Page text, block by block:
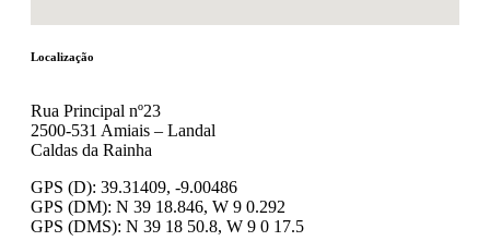
Localização
Rua Principal nº23
2500-531 Amiais – Landal
Caldas da Rainha
GPS (D): 39.31409, -9.00486
GPS (DM): N 39 18.846, W 9 0.292
GPS (DMS): N 39 18 50.8, W 9 0 17.5